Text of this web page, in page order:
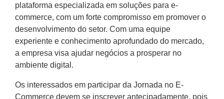
plataforma especializada em soluções para e-
commerce, com um forte compromisso em promover o
desenvolvimento do setor. Com uma equipe
experiente e conhecimento aprofundado do mercado,
a empresa visa ajudar negócios a prosperar no
ambiente digital.
Os interessados em participar da Jornada no E-
Commerce devem se inscrever antecipadamente, pois